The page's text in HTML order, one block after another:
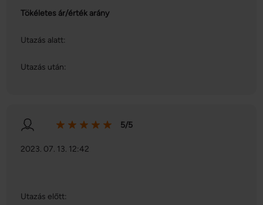
Tökéletes ár/érték arány
Utazás alatt:
Utazás után:
5/5
2023. 07. 13. 12:42
Utazás előtt: